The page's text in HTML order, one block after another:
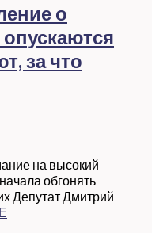
о
за что
на высокий
обгонять
Депутат Дмитрий